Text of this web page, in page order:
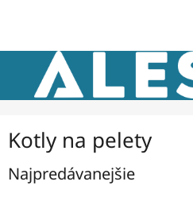
Kotly na pelety
Najpredávanejšie